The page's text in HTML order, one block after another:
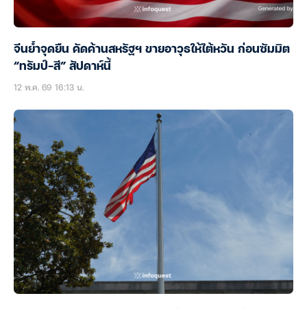
จีนย้ำจุดยืน คัดค้านสหรัฐฯ ขายอาวุธให้ไต้หวัน ก่อนซัมมิต
“ทรัมป์-สี” สัปดาห์นี้
12 พ.ค. 69 16:13 น.